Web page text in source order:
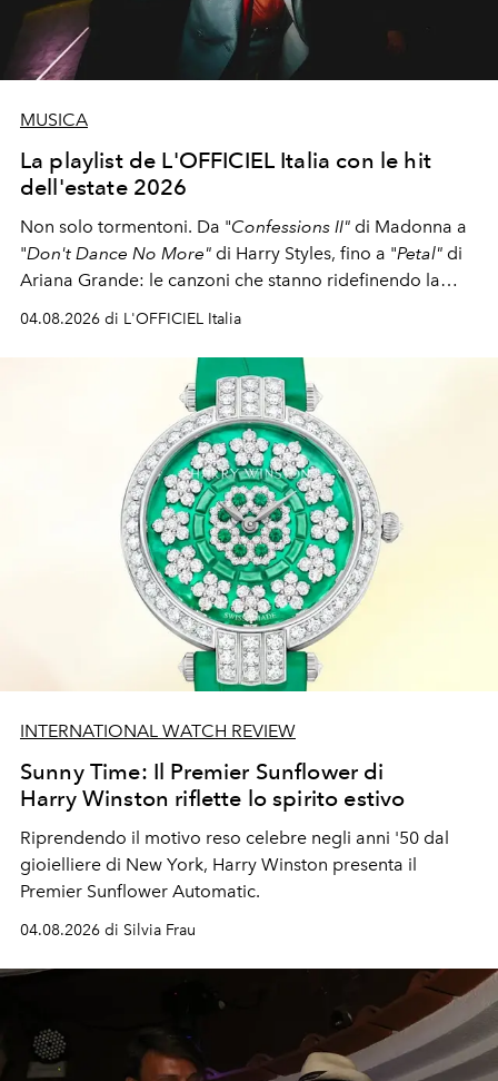
MUSICA
La playlist de L'OFFICIEL Italia con le hit
dell'estate 2026
Non solo tormentoni. Da "Confessions II" di Madonna a
"Don't Dance No More" di Harry Styles, fino a "Petal" di
Ariana Grande: le canzoni che stanno ridefinendo la
04.08.2026 di L'OFFICIEL Italia
INTERNATIONAL WATCH REVIEW
Sunny Time: Il Premier Sunflower di
Harry Winston riflette lo spirito estivo
Riprendendo il motivo reso celebre negli anni '50 dal
gioielliere di New York, Harry Winston presenta il
Premier Sunflower Automatic.
04.08.2026 di Silvia Frau